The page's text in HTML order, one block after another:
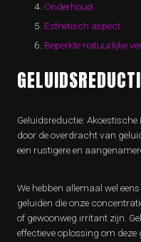
Onderhoud
Esthetisch aspect
Beperkte natuurlijke
Geluidsreductie:
door de overdracht van
een rustigere en
We hebben allemaal wel
geluiden die onze
of gewoonweg irritant zijn.
effectieve oplossing om deze